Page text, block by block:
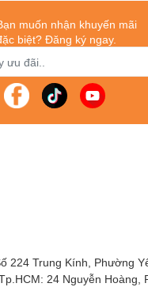
muốn nhận khuyến mãi
biệt? Đăng ký ngay.
224 Trung Kính, Phường
24 Nguyễn Hoàng,